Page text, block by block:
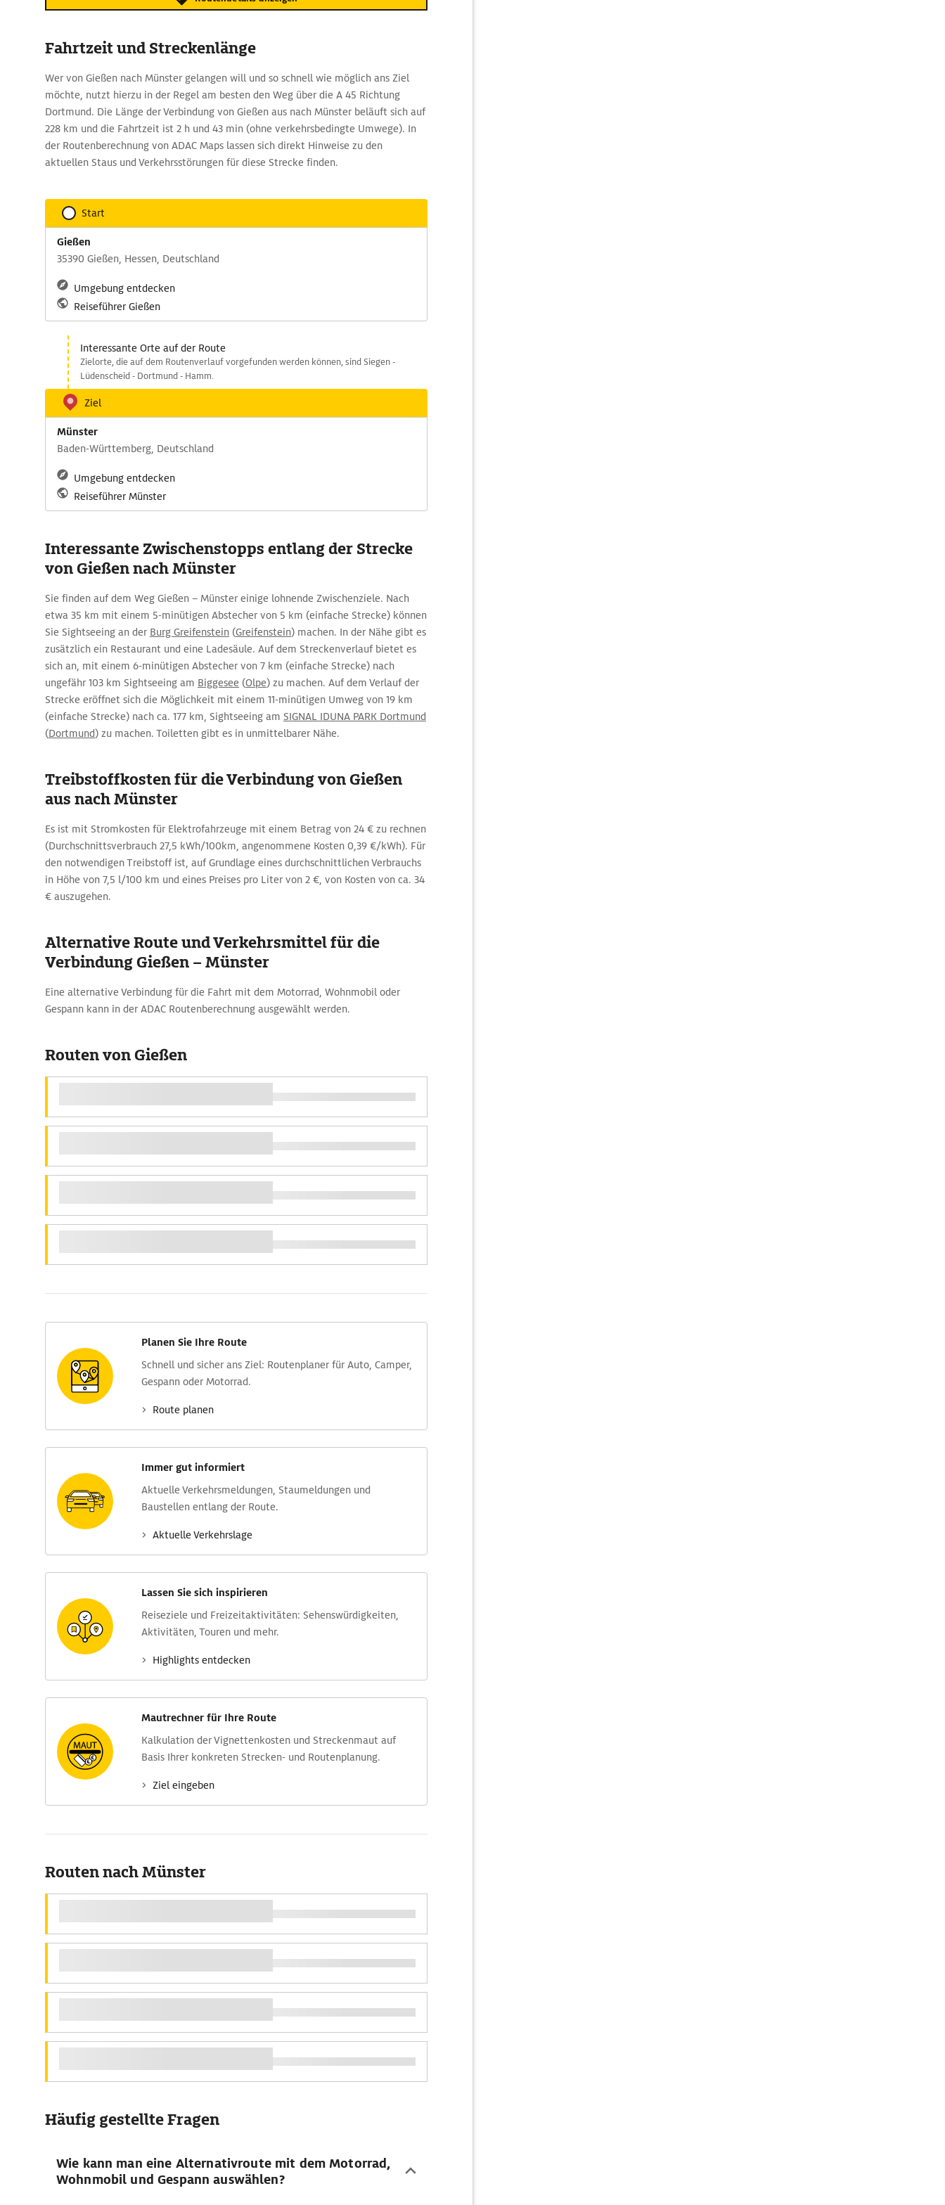
Fahrtzeit und Streckenlänge
Wer von Gießen nach Münster gelangen will und so schnell wie möglich ans Ziel
möchte, nutzt hierzu in der Regel am besten den Weg über die A 45 Richtung
Dortmund. Die Länge der Verbindung von Gießen aus nach Münster beläuft sich auf
228 km und die Fahrtzeit ist 2 h und 43 min (ohne verkehrsbedingte Umwege). In
der Routenberechnung von ADAC Maps lassen sich direkt Hinweise zu den
aktuellen Staus und Verkehrsstörungen für diese Strecke finden.
Start
Gießen
35390 Gießen, Hessen, Deutschland
Umgebung entdecken
Reiseführer Gießen
Interessante Orte auf der Route
Zielorte, die auf dem Routenverlauf vorgefunden werden können, sind Siegen -
Lüdenscheid - Dortmund - Hamm.
Ziel
Münster
Baden-Württemberg, Deutschland
Umgebung entdecken
Reiseführer Münster
Interessante Zwischenstopps entlang der Strecke
von Gießen nach Münster
Sie finden auf dem Weg Gießen – Münster einige lohnende Zwischenziele. Nach
etwa 35 km mit einem 5-minütigen Abstecher von 5 km (einfache Strecke) können
Sie Sightseeing an der Burg Greifenstein (Greifenstein) machen. In der Nähe gibt es
zusätzlich ein Restaurant und eine Ladesäule. Auf dem Streckenverlauf bietet es
sich an, mit einem 6-minütigen Abstecher von 7 km (einfache Strecke) nach
ungefähr 103 km Sightseeing am Biggesee (Olpe) zu machen. Auf dem Verlauf der
Strecke eröffnet sich die Möglichkeit mit einem 11-minütigen Umweg von 19 km
(einfache Strecke) nach ca. 177 km, Sightseeing am SIGNAL IDUNA PARK Dortmund
(Dortmund) zu machen. Toiletten gibt es in unmittelbarer Nähe.
Treibstoffkosten für die Verbindung von Gießen
aus nach Münster
Es ist mit Stromkosten für Elektrofahrzeuge mit einem Betrag von 24 € zu rechnen
(Durchschnittsverbrauch 27,5 kWh/100km, angenommene Kosten 0,39 €/kWh). Für
den notwendigen Treibstoff ist, auf Grundlage eines durchschnittlichen Verbrauchs
in Höhe von 7,5 l/100 km und eines Preises pro Liter von 2 €, von Kosten von ca. 34
€ auszugehen.
Alternative Route und Verkehrsmittel für die
Verbindung Gießen – Münster
Eine alternative Verbindung für die Fahrt mit dem Motorrad, Wohnmobil oder
Gespann kann in der ADAC Routenberechnung ausgewählt werden.
Routen von Gießen
Planen Sie Ihre Route
Schnell und sicher ans Ziel: Routen­planer für Auto, Camper,
Gespann oder Motorrad.
Route planen
Immer gut informiert
Aktuelle Verkehrs­meldungen, Stau­meldungen und
Baustellen entlang der Route.
Aktuelle Verkehrs­lage
Lassen Sie sich inspirieren
Reise­ziele und Freizeit­aktivitäten: Sehens­würdig­keiten,
Aktivitäten, Touren und mehr.
Highlights entdecken
Mautrechner für Ihre Route
Kalkulation der Vignettenkosten und Streckenmaut auf
Basis Ihrer konkreten Strecken- und Routenplanung.
Ziel eingeben
Routen nach Münster
Häufig gestellte Fragen
Wie kann man eine Alternativroute mit dem Motorrad,
Wohnmobil und Gespann auswählen?